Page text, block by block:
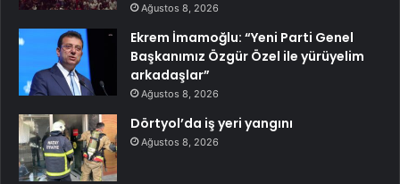
Ağustos 8, 2026
Ekrem İmamoğlu: “Yeni Parti Genel
Başkanımız Özgür Özel ile yürüyelim
arkadaşlar”
Ağustos 8, 2026
Dörtyol’da iş yeri yangını
Ağustos 8, 2026